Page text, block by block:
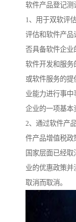
软件产品登记测
1、用于双软评
评估和软件产品
否具备软件企业
软件开发和服务
或软件服务的
业能力进行事中
企业的一项基本
2、通过软件产
件产品增值税政
国家层面已经
业的优惠政策并
取消而取消。